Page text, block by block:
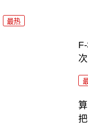
最热